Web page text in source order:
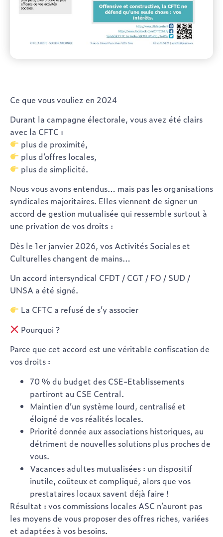
Ce que vous vouliez en 2024
Durant la campagne électorale, vous avez été clairs
avec la CFTC :
plus de proximité,
plus d’offres locales,
plus de simplicité.
Nous vous avons entendus… mais pas les organisations
syndicales majoritaires. Elles viennent de signer un
accord de gestion mutualisée qui ressemble surtout à
une privation de vos droits :
Dès le 1er janvier 2026, vos Activités Sociales et
Culturelles changent de mains…
Un accord intersyndical CFDT / CGT / FO / SUD /
UNSA a été signé.
La CFTC a refusé de s’y associer
Pourquoi ?
Parce que cet accord est une véritable confiscation de
vos droits :
70 % du budget des CSE-Etablissements
partiront au CSE Central.
Maintien d’un système lourd, centralisé et
éloigné de vos réalités locales.
Priorité donnée aux associations historiques, au
détriment de nouvelles solutions plus proches de
vous.
Vacances adultes mutualisées : un dispositif
inutile, coûteux et compliqué, alors que vos
prestataires locaux savent déjà faire !
Résultat : vos commissions locales ASC n’auront pas
les moyens de vous proposer des offres riches, variées
et adaptées à vos besoins.